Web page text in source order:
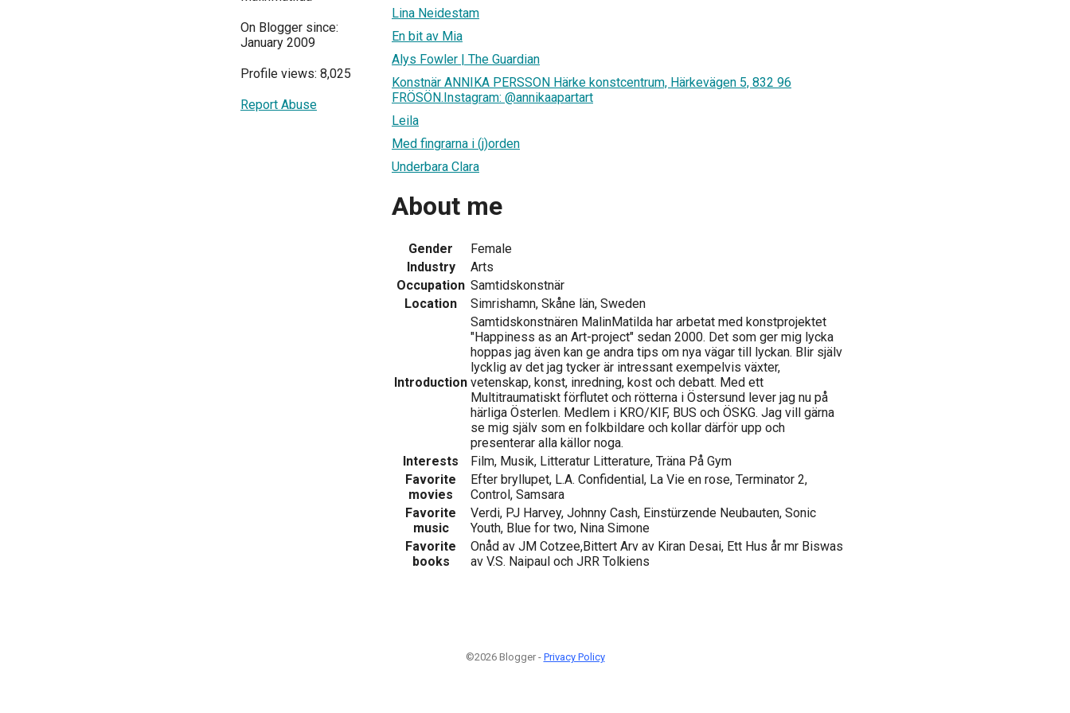
On Blogger since:
January 2009
Profile views: 8,025
Report Abuse
Lina Neidestam
En bit av Mia
Alys Fowler | The Guardian
Konstnär ANNIKA PERSSON Härke konstcentrum, Härkevägen 5, 832 96
FRÖSÖN.Instagram: @annikaapartart
Leila
Med fingrarna i (j)orden
Underbara Clara
About me
Gender
Female
Industry
Arts
Occupation Samtidskonstnär
Location
Simrishamn, Skåne län, Sweden
Introduction
Samtidskonstnären MalinMatilda har arbetat med konstprojektet
"Happiness as an Art-project" sedan 2000. Det som ger mig lycka
hoppas jag även kan ge andra tips om nya vägar till lyckan. Blir själv
lycklig av det jag tycker är intressant exempelvis växter,
vetenskap, konst, inredning, kost och debatt. Med ett
Multitraumatiskt förflutet och rötterna i Östersund lever jag nu på
härliga Österlen. Medlem i KRO/KIF, BUS och ÖSKG. Jag vill gärna
se mig själv som en folkbildare och kollar därför upp och
presenterar alla källor noga.
Interests
Film, Musik, Litteratur Litterature, Träna På Gym
Favorite
movies
Efter bryllupet, L.A. Confidential, La Vie en rose, Terminator 2,
Control, Samsara
Favorite
music
Verdi, PJ Harvey, Johnny Cash, Einstürzende Neubauten, Sonic
Youth, Blue for two, Nina Simone
Favorite
books
Onåd av JM Cotzee,Bittert Arv av Kiran Desai, Ett Hus år mr Biswas
av V.S. Naipaul och JRR Tolkiens
©2026 Blogger - Privacy Policy